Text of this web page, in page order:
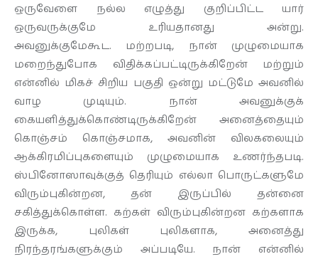
ஒருவேளை நல்ல எழுத்து குறிப்பிட்ட யார்
ஒருவருக்குமே உரியதானது அன்று.
அவனுக்குமேகூட. மற்றபடி, நான் முழுமையாக
மறைந்துபோக விதிக்கப்பட்டிருக்கிறேன் மற்றும்
என்னில் மிகச் சிறிய பகுதி ஒன்று மட்டுமே அவனில்
வாழ முடியும். நான் அவனுக்குக்
கையளித்துக்கொண்டிருக்கிறேன் அனைத்தையும்
கொஞ்சம் கொஞ்சமாக, அவனின் விலகலையும்
ஆக்கிரமிப்புகளையும் முழுமையாக உணர்ந்தபடி.
ஸ்பினோஸாவுக்குத் தெரியும் எல்லா பொருட்களுமே
விரும்புகின்றன, தன் இருப்பில் தன்னை
சகித்துக்கொள்ள. கற்கள் விரும்புகின்றன கற்களாக
இருக்க, புலிகள் புலிகளாக, அனைத்து
நிரந்தரங்களுக்கும் அப்படியே. நான் என்னில்